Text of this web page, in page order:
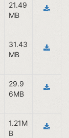
21.49
MB
31.43
MB
29.9
6MB
1.21M
B